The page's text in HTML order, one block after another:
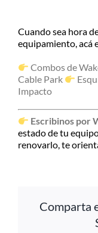
Cuando sea hora
equipamiento, acá
Combos de
Cable Park
Impacto
Escribinos por
estado de tu
renovarlo, te
Comparta